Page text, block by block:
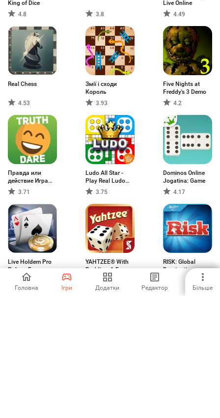
Головна Ігри Додатки Редактор Більше
King of Dice
4.8
3.8
Live Online
4.49
Real Chess
4.53
Змії і сходи
Король
3.93
Five Nights at
Freddy's 3 Demo
4.2
Правда или
действие Игра
18,213.71
Ludo All Star -
Play Real Ludo
Game & Board
Game
3.75
Dominos Online
Jogatina: Game
4.17
Live Holdem Pro
Poker - Free
Casino Games
4.24
YAHTZEE® With
Buddies: A Fun
Dice Game for
Friends
4.16
RISK: Global
Domination